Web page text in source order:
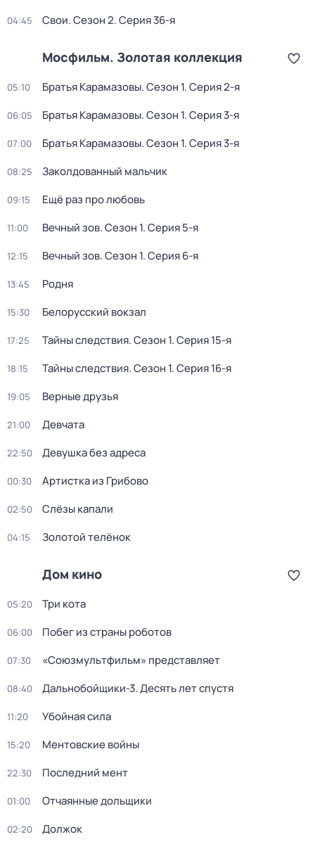
04:45 Свои. Сезон 2. Серия 36-я
Мосфильм. Золотая коллекция
05:10 Братья Карамазовы. Сезон 1. Серия 2-я
06:05 Братья Карамазовы. Сезон 1. Серия 3-я
07:00 Братья Карамазовы. Сезон 1. Серия 3-я
08:25 Заколдованный мальчик
09:15 Ещё раз про любовь
11:00 Вечный зов. Сезон 1. Серия 5-я
12:15 Вечный зов. Сезон 1. Серия 6-я
13:45 Родня
15:30 Белорусский вокзал
17:25 Тайны следствия. Сезон 1. Серия 15-я
18:15 Тайны следствия. Сезон 1. Серия 16-я
19:05 Верные друзья
21:00 Девчата
22:50 Девушка без адреса
00:30 Артистка из Грибово
02:50 Слёзы капали
04:15 Золотой телёнок
Дом кино
05:20 Три кота
06:00 Побег из страны роботов
07:30 «Союзмультфильм» представляет
08:40 Дальнобойщики-3. Десять лет спустя
11:20 Убойная сила
15:20 Ментовские войны
22:30 Последний мент
01:00 Отчаянные дольщики
02:20
Должок